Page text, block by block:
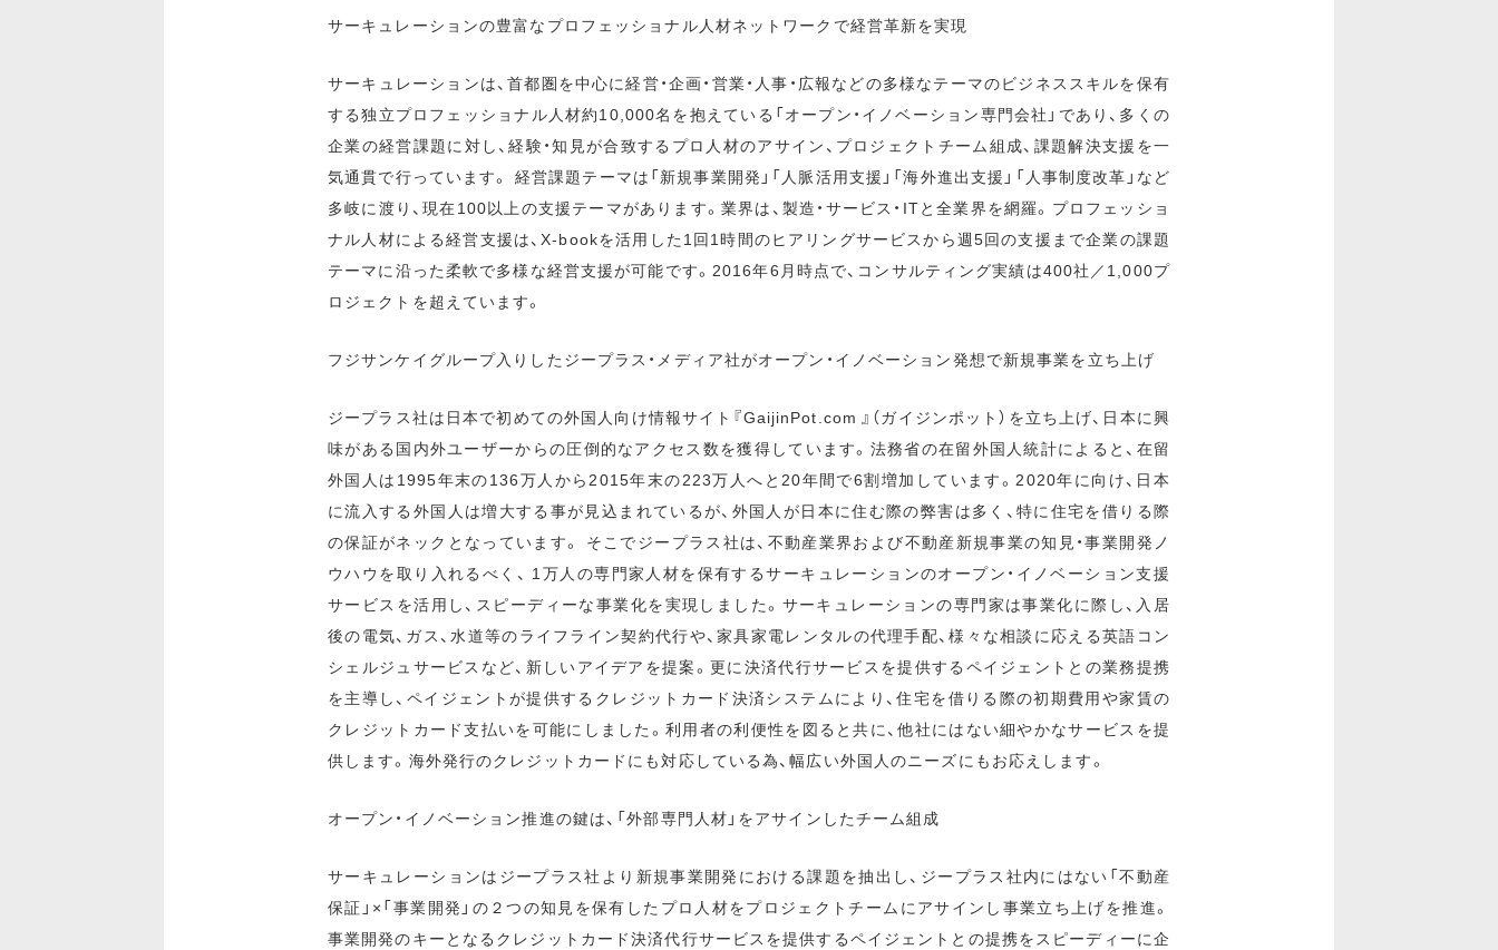
サーキュレーションの豊富なプロフェッショナル人材ネットワークで経営革新を実現
サーキュレーションは、首都圏を中心に経営・企画・営業・人事・広報などの多様なテーマのビジネススキルを保有
する独立プロフェッショナル人材約10,000名を抱えている「オープン・イノベーション専門会社」であり、多くの
企業の経営課題に対し、経験・知見が合致するプロ人材のアサイン、プロジェクトチーム組成、課題解決支援を一
気通貫で行っています。 経営課題テーマは「新規事業開発」「人脈活用支援」「海外進出支援」「人事制度改革」など
多岐に渡り、現在100以上の支援テーマがあります。業界は、製造・サービス・ITと全業界を網羅。プロフェッショ
ナル人材による経営支援は、X-bookを活用した1回1時間のヒアリングサービスから週5回の支援まで企業の課題
テーマに沿った柔軟で多様な経営支援が可能です。2016年6月時点で、コンサルティング実績は400社／1,000プ
ロジェクトを超えています。
フジサンケイグループ入りしたジープラス・メディア社がオープン・イノベーション発想で新規事業を立ち上げ
ジープラス社は日本で初めての外国人向け情報サイト『GaijinPot.com 』（ガイジンポット）を立ち上げ、日本に興
味がある国内外ユーザーからの圧倒的なアクセス数を獲得しています。法務省の在留外国人統計によると、在留
外国人は1995年末の136万人から2015年末の223万人へと20年間で6割増加しています。2020年に向け、日本
に流入する外国人は増大する事が見込まれているが、外国人が日本に住む際の弊害は多く、特に住宅を借りる際
の保証がネックとなっています。 そこでジープラス社は、不動産業界および不動産新規事業の知見・事業開発ノ
ウハウを取り入れるべく、 1万人の専門家人材を保有するサーキュレーションのオープン・イノベーション支援
サービスを活用し、スピーディーな事業化を実現しました。サーキュレーションの専門家は事業化に際し、入居
後の電気、ガス、水道等のライフライン契約代行や、家具家電レンタルの代理手配、様々な相談に応える英語コン
シェルジュサービスなど、新しいアイデアを提案。更に決済代行サービスを提供するペイジェントとの業務提携
を主導し、ペイジェントが提供するクレジットカード決済システムにより、住宅を借りる際の初期費用や家賃の
クレジットカード支払いを可能にしました。利用者の利便性を図ると共に、他社にはない細やかなサービスを提
供します。海外発行のクレジットカードにも対応している為、幅広い外国人のニーズにもお応えします。
オープン・イノベーション推進の鍵は、「外部専門人材」をアサインしたチーム組成
サーキュレーションはジープラス社より新規事業開発における課題を抽出し、ジープラス社内にはない「不動産
保証」×「事業開発」の２つの知見を保有したプロ人材をプロジェクトチームにアサインし事業立ち上げを推進。
事業開発のキーとなるクレジットカード決済代行サービスを提供するペイジェントとの提携をスピーディーに企